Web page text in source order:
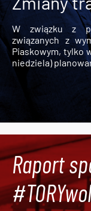
W związku z
związanych z
Piaskowym, tylko
niedziela)
Raport